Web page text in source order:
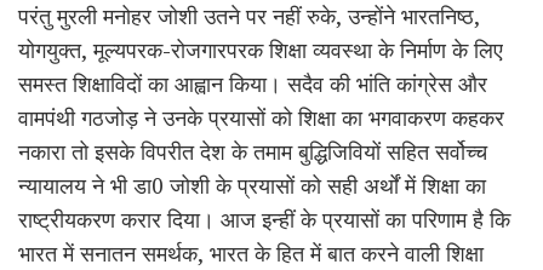
परंतु मुरली मनोहर जोशी उतने पर नहीं रुके, उन्होंने भारतनिष्ठ,
योगयुक्त, मूल्यपरक-रोजगारपरक शिक्षा व्यवस्था के निर्माण के लिए
समस्त शिक्षाविदों का आह्वान किया। सदैव की भांति कांग्रेस और
वामपंथी गठजोड़ ने उनके प्रयासों को शिक्षा का भगवाकरण कहकर
नकारा तो इसके विपरीत देश के तमाम बुद्धिजिवियों सहित सर्वोच्च
न्यायालय ने भी डा0 जोशी के प्रयासों को सही अर्थों में शिक्षा का
राष्ट्रीयकरण करार दिया। आज इन्हीं के प्रयासों का परिणाम है कि
भारत में सनातन समर्थक, भारत के हित में बात करने वाली शिक्षा